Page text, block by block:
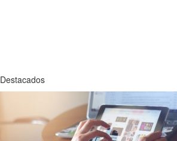
Destacados